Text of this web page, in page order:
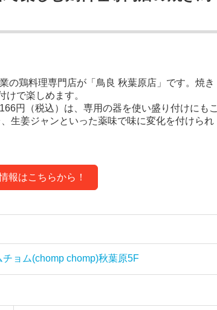
の鶏料理専門店が「鳥良 秋葉原店」です。焼き
で楽しめます。
円（税込）は、専用の器を使い盛り付けにもこ
生姜ジャンといった薬味で味に変化を付けられ
報はこちらから！
ョム(chomp chomp)秋葉原5F